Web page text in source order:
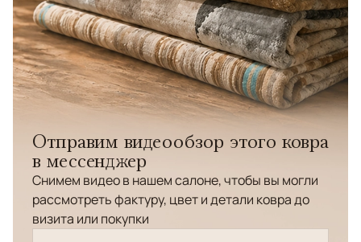
Отправим видеообзор этого ковра
в мессенджер
Снимем видео в нашем салоне, чтобы вы могли
рассмотреть фактуру, цвет и детали ковра до
визита или покупки